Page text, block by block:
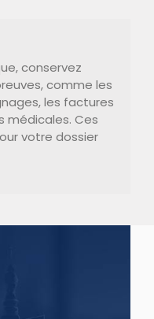
conservez
comme les
les factures
médicales. Ces
votre dossier